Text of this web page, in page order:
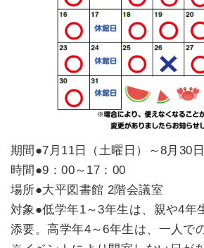
期間●7月11日（土曜日）～8月30日
時間●9：00～17：00
場所●大平図書館 2階会議室
対象●低学年1～3年生は、親や4年
添要。高学年4～6年生は、一人で